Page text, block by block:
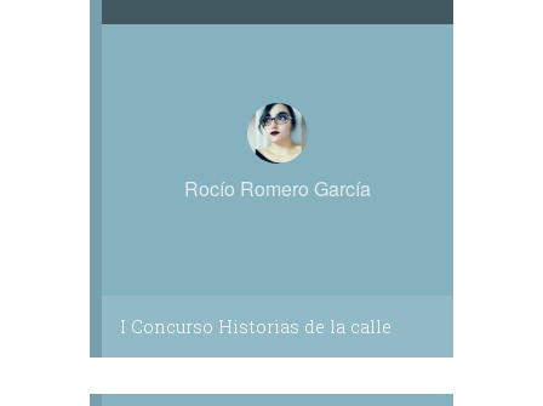
Rocío Romero García
I Concurso Historias de la calle